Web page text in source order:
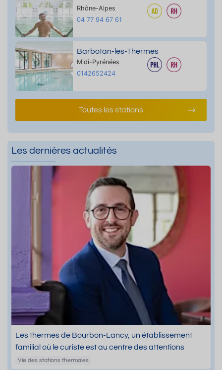
Rhône-Alpes
04 77 94 67 61
Barbotan-les-Thermes
Midi-Pyrénées
0142652424
Toutes les stations
Les dernières actualités
Les thermes de Bourbon-Lancy, un établissement
familial où le curiste est au centre des attentions
Vie des stations thermales